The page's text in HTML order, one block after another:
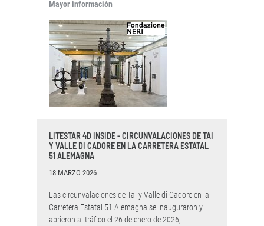
Mayor información
LITESTAR 4D INSIDE - CIRCUNVALACIONES DE TAI
Y VALLE DI CADORE EN LA CARRETERA ESTATAL
51 ALEMAGNA
18 MARZO 2026
Las circunvalaciones de Tai y Valle di Cadore en la
Carretera Estatal 51 Alemagna se inauguraron y
abrieron al tráfico el 26 de enero de 2026,